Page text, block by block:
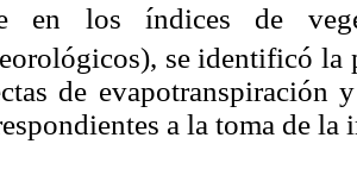
en los índices de
se identificó la
de evapotranspiración
a la toma de la